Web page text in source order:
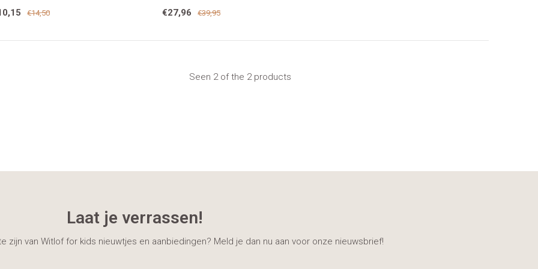
€14,50
€27,96
€39,95
Seen 2 of the 2 products
Laat je verrassen!
zijn van Witlof for kids nieuwtjes en aanbiedingen? Meld je dan nu aan voor onze nieuwsbrief!